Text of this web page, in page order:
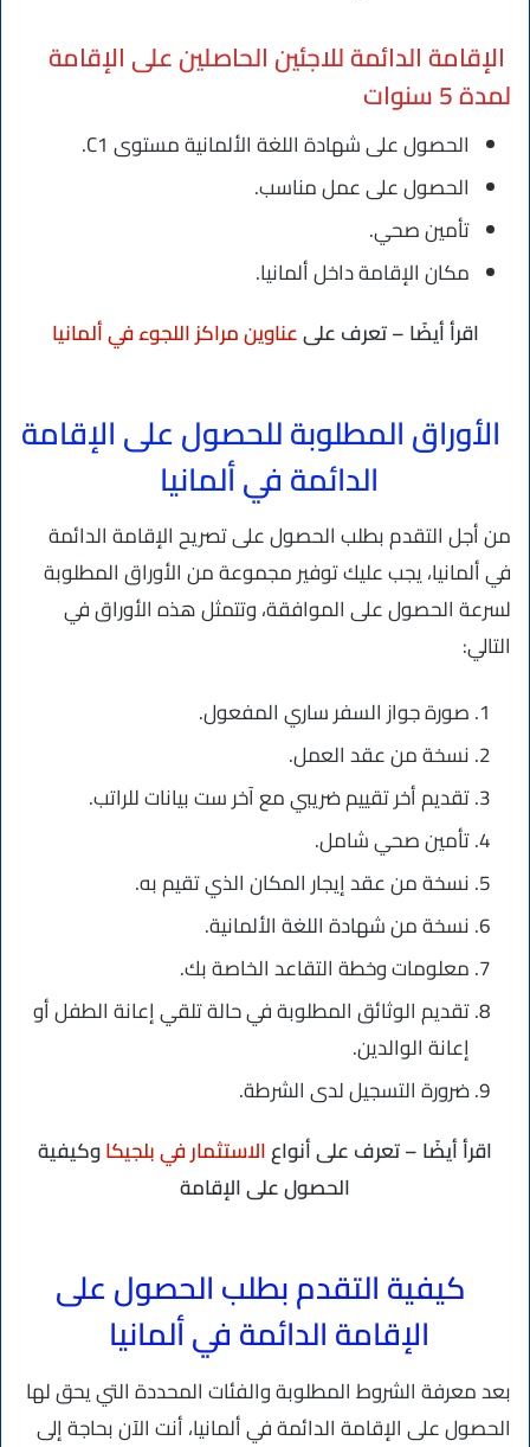
الإقامة الدائمة للاجئين الحاصلين على الإقامة
لمدة 5 سنوات
الحصول على شهادة اللغة الألمانية مستوى C1.
الحصول على عمل مناسب.
تأمين صحي.
مكان الإقامة داخل ألمانيا.
اقرأ أيضًا – تعرف علىعناوين مراكز اللجوء في ألمانيا
الأوراق المطلوبة للحصول على الإقامة
الدائمة في ألمانيا
من أجل التقدم بطلب الحصول على تصريح الإقامة الدائمة
في ألمانيا، يجب عليك توفير مجموعة من الأوراق المطلوبة
لسرعة الحصول على الموافقة، وتتمثل هذه الأوراق في
التالي:
صورة جواز السفر ساري المفعول.
نسخة من عقد العمل.
تقديم أخر تقييم ضريبي مع آخر ست بيانات للراتب.
تأمين صحي شامل.
نسخة من عقد إيجار المكان الذي تقيم به.
نسخة من شهادة اللغة الألمانية.
معلومات وخطة التقاعد الخاصة بك.
تقديم الوثائق المطلوبة في حالة تلقي إعانة الطفل أو
إعانة الوالدين.
ضرورة التسجيل لدى الشرطة.
اقرأ أيضًا – تعرف على أنواعالاستثمار في بلجيكاوكيفية
الحصول على الإقامة
كيفية التقدم بطلب الحصول على
الإقامة الدائمة في ألمانيا
بعد معرفة الشروط المطلوبة والفئات المحددة التي يحق لها
الحصول على الإقامة الدائمة في ألمانيا، أنت الآن بحاجة إلى